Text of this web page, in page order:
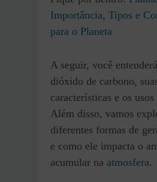
Importância, Tipos e
para o Planeta
A seguir, você
dióxido de carbono,
características e os
Além disso, vamos
diferentes formas de
e como ele impacta o
acumular na atmosfera.